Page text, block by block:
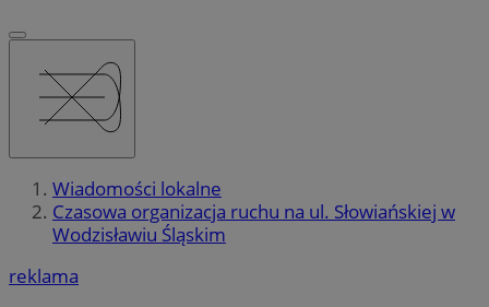
Wiadomości lokalne
Czasowa organizacja ruchu na ul. Słowiańskiej w
Wodzisławiu Śląskim
reklama